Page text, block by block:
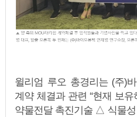
윌리엄 루오 총경리는 (주)
계약 체결과 관련 “현재 보
약물전달 촉진기술 △ 식물